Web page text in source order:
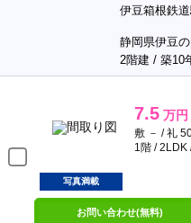
伊豆箱根鉄
静岡県伊豆
2階建 / 築10
7.5 万円
敷 － / 礼
1階 / 2LDK
写真満載
お問い合わせ(無料)